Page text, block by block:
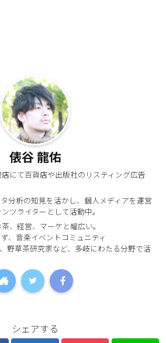
俵谷 龍佑
にて百貨店や出版社のリスティング広告
分析の知見を活かし、個人メディアを運営
ツライターとして活動中。
、経営、マーケと幅広い。
、音楽イベントコミュニティ
、野草茶研究家など、多岐にわたる分野で活
シェアする